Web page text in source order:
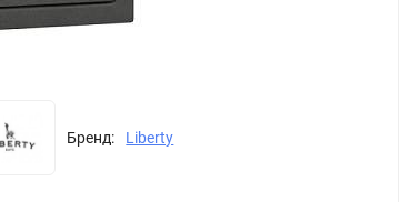
Бренд: Liberty